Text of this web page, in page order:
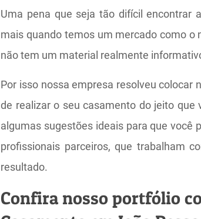
Uma pena que seja tão difícil encontrar
mais quando temos um mercado como o
não tem um material realmente
Por isso nossa empresa resolveu colocar
de realizar o seu casamento do jeito
algumas sugestões ideais para que você
profissionais parceiros, que trabalham
resultado.
Confira nosso portfólio